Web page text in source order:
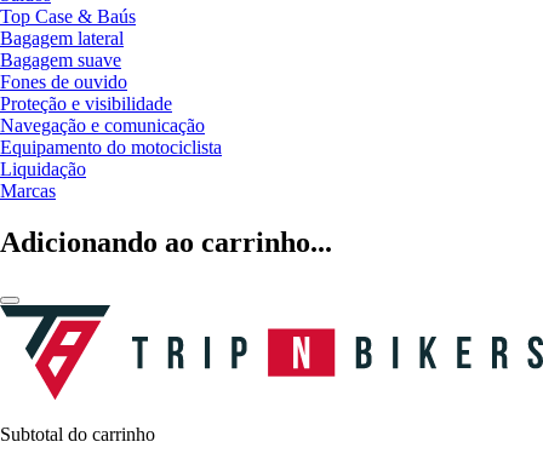
Top Case & Baús
Bagagem lateral
Bagagem suave
Fones de ouvido
Proteção e visibilidade
Navegação e comunicação
Equipamento do motociclista
Liquidação
Marcas
Adicionando ao carrinho...
Subtotal do carrinho